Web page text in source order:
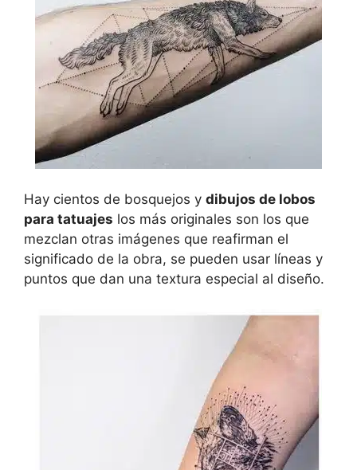
Hay cientos de bosquejos y dibujos de lobos
para tatuajes los más originales son los que
mezclan otras imágenes que reafirman el
significado de la obra, se pueden usar líneas y
puntos que dan una textura especial al diseño.